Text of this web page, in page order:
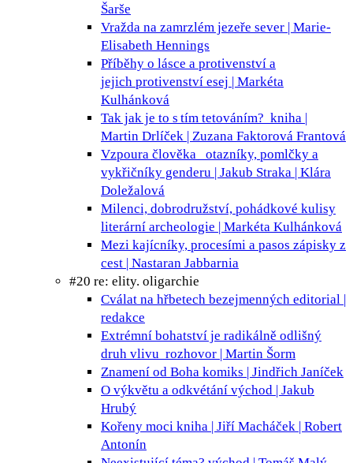
Šarše
Vražda na zamrzlém jezeře sever | Marie-
Elisabeth Hennings
Příběhy o lásce a protivenství a
jejich protivenství esej | Markéta
Kulhánková
Tak jak je to s tím tetováním? kniha |
Martin Drlíček | Zuzana Faktorová Frantová
Vzpoura člověka
otazníky, pomlčky a
vykřičníky genderu | Jakub Straka | Klára
Doležalová
Milenci, dobrodružství, pohádkové kulisy
literární archeologie | Markéta Kulhánková
Mezi kajícníky, procesími a pasos zápisky z
cest | Nastaran Jabbarnia
#20 re: elity. oligarchie
Cválat na hřbetech bezejmenných editorial |
redakce
Extrémní bohatství je radikálně odlišný
druh vlivu rozhovor | Martin Šorm
Znamení od Boha komiks | Jindřich Janíček
O výkvětu a odkvétání východ | Jakub
Hrubý
Kořeny moci kniha | Jiří Macháček | Robert
Antonín